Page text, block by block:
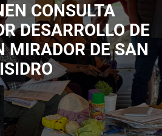
CONSULTA
DESARROLLO DE
MIRADOR DE SAN
ISIDRO